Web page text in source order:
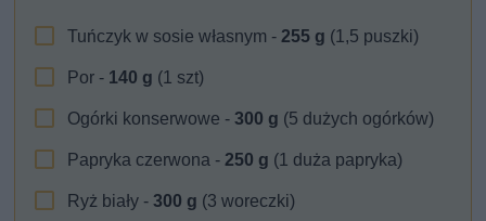
Tuńczyk w sosie własnym -255 g (1,5 puszki)
Por - 140 g (1 szt)
Ogórki konserwowe -300 g (5 dużych ogórków)
Papryka czerwona -250 g (1 duża papryka)
Ryż biały -300 g (3 woreczki)